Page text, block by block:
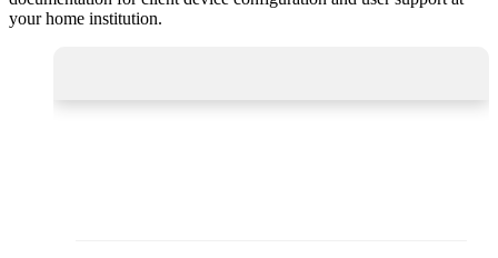
your home institution.